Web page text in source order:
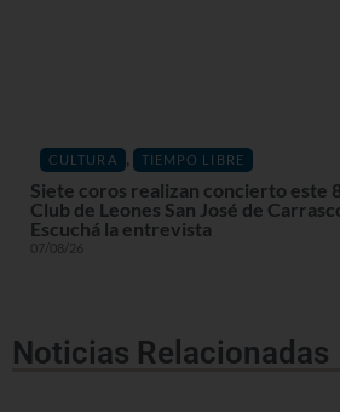
CULTURA , TIEMPO LIBRE
Siete coros realizan concierto este
Club de Leones San José de
Escuchá la entrevista
07/08/26
Noticias Relacionadas